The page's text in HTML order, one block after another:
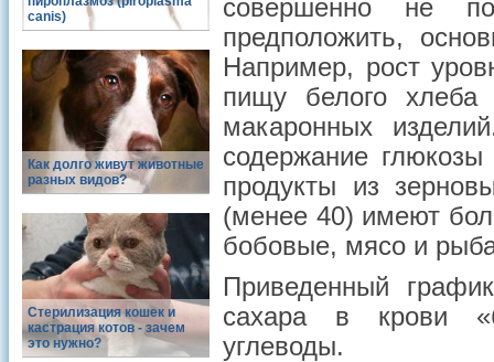
canis)
Как долго живут животные
разных видов?
Стерилизация кошек и
кастрация котов - зачем
это нужно?
совершенно не
предположить,
Например, рост
пищу белого
макаронных
содержание
продукты из
(менее 40) имеют
бобовые, мясо и
Приведенный
сахара в крови
углеводы.